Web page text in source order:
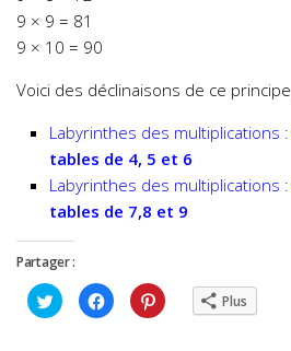
9 × 9 = 81
9 × 10 = 90
Voici des déclinaisons de ce
Labyrinthes des multiplications :
tables de 4, 5 et 6
Labyrinthes des multiplications :
tables de 7,8 et 9
Partager :
Cliquez
pour
partager
Cliquez
pour
partager
Cliquez
pour Plus